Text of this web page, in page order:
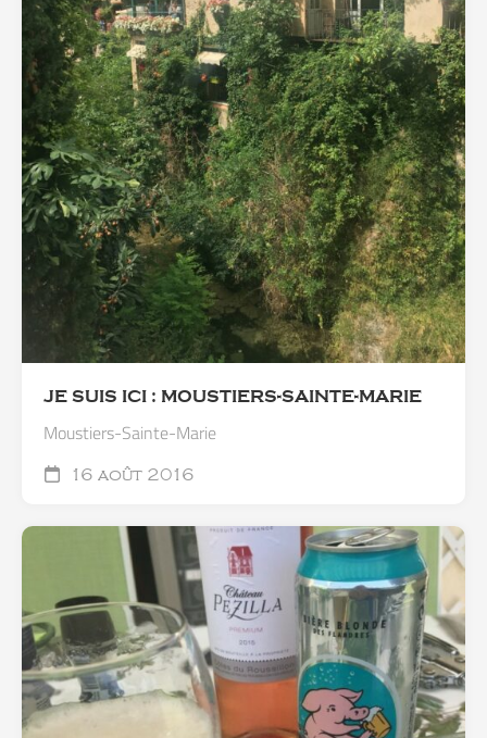
JE SUIS ICI : MOUSTIERS-SAINTE-MARIE
Moustiers-Sainte-Marie
16 août 2016